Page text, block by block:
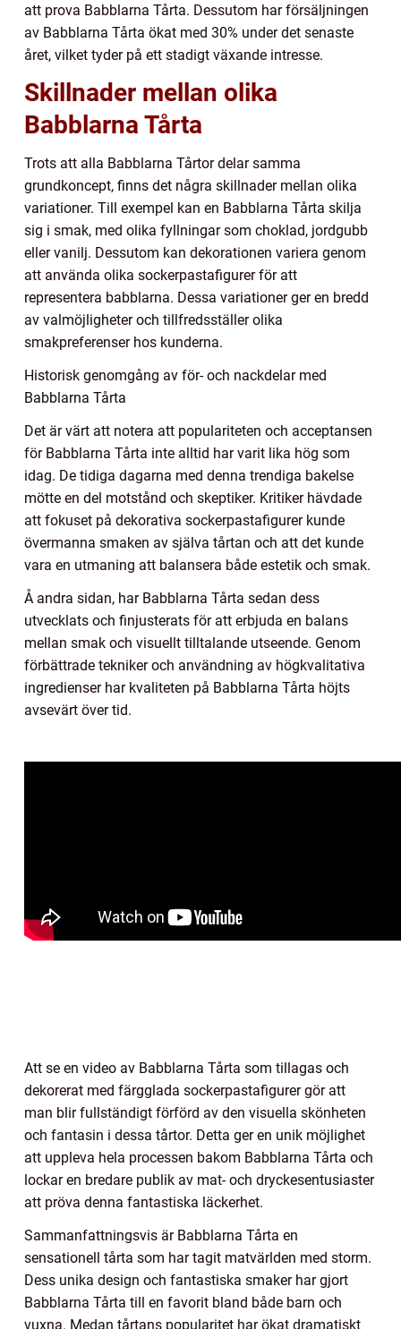
att prova Babblarna Tårta. Dessutom har försäljningen
av Babblarna Tårta ökat med 30% under det senaste
året, vilket tyder på ett stadigt växande intresse.
Skillnader mellan olika
Babblarna Tårta
Trots att alla Babblarna Tårtor delar samma
grundkoncept, finns det några skillnader mellan olika
variationer. Till exempel kan en Babblarna Tårta skilja
sig i smak, med olika fyllningar som choklad, jordgubb
eller vanilj. Dessutom kan dekorationen variera genom
att använda olika sockerpastafigurer för att
representera babblarna. Dessa variationer ger en bredd
av valmöjligheter och tillfredsställer olika
smakpreferenser hos kunderna.
Historisk genomgång av för- och nackdelar med
Babblarna Tårta
Det är värt att notera att populariteten och acceptansen
för Babblarna Tårta inte alltid har varit lika hög som
idag. De tidiga dagarna med denna trendiga bakelse
mötte en del motstånd och skeptiker. Kritiker hävdade
att fokuset på dekorativa sockerpastafigurer kunde
övermanna smaken av själva tårtan och att det kunde
vara en utmaning att balansera både estetik och smak.
Å andra sidan, har Babblarna Tårta sedan dess
utvecklats och finjusterats för att erbjuda en balans
mellan smak och visuellt tilltalande utseende. Genom
förbättrade tekniker och användning av högkvalitativa
ingredienser har kvaliteten på Babblarna Tårta höjts
avsevärt över tid.
Att se en video av Babblarna Tårta som tillagas och
dekorerat med färgglada sockerpastafigurer gör att
man blir fullständigt förförd av den visuella skönheten
och fantasin i dessa tårtor. Detta ger en unik möjlighet
att uppleva hela processen bakom Babblarna Tårta och
lockar en bredare publik av mat- och dryckesentusiaster
att pröva denna fantastiska läckerhet.
Sammanfattningsvis är Babblarna Tårta en
sensationell tårta som har tagit matvärlden med storm.
Dess unika design och fantastiska smaker har gjort
Babblarna Tårta till en favorit bland både barn och
vuxna. Medan tårtans popularitet har ökat dramatiskt